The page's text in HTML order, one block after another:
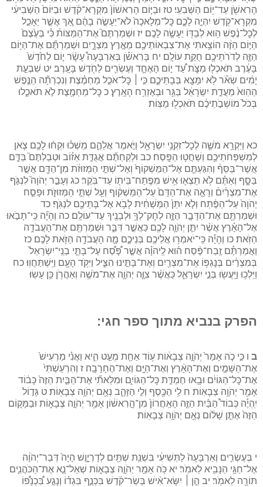
הָרִאשֹׁ֖ן עַד־י֥וֹם הַשְּׁבִעִֽי׃ טז וּבַיּ֤וֹם הָרִאשׁוֹן֙ מִקְרָא־קֹ֔דֶשׁ וּבַיּוֹם֙ הַשְּׁבִיעִ֔י
מִקְרָא־קֹ֖דֶשׁ יִהְיֶ֣ה לָכֶ֑ם כׇּל־מְלָאכָה֙ לֹא־יֵעָשֶׂ֣ה בָהֶ֔ם אַ֚ךְ אֲשֶׁ֣ר יֵאָכֵ֣ל
לְכׇל־נֶ֔פֶשׁ ה֥וּא לְבַדּ֖וֹ יֵעָשֶׂ֥ה לָכֶֽם׃ יז וּשְׁמַרְתֶּם֮ אֶת־הַמַּצּוֹת֒ כִּ֗י בְּעֶ֙צֶם֙
הַיּ֣וֹם הַזֶּ֔ה הוֹצֵ֥אתִי אֶת־צִבְאוֹתֵיכֶ֖ם מֵאֶ֣רֶץ מִצְרָ֑יִם וּשְׁמַרְתֶּ֞ם אֶת־הַיּ֥וֹם
הַזֶּ֛ה לְדֹרֹתֵיכֶ֖ם חֻקַּ֥ת עוֹלָֽם׃ יח בָּרִאשֹׁ֡ן בְּאַרְבָּעָה֩ עָשָׂ֨ר י֤וֹם לַחֹ֙דֶשׁ֙
בָּעֶ֔רֶב תֹּאכְל֖וּ מַצֹּ֑ת עַ֠ד י֣וֹם הָאֶחָ֧ד וְעֶשְׂרִ֛ים לַחֹ֖דֶשׁ בָּעָֽרֶב׃ יט שִׁבְעַ֣ת
יָמִ֔ים שְׂאֹ֕ר לֹ֥א יִמָּצֵ֖א בְּבָתֵּיכֶ֑ם כִּ֣י ׀ כׇּל־אֹכֵ֣ל מַחְמֶ֗צֶת וְנִכְרְתָ֞ה הַנֶּ֤פֶשׁ
הַהִוא֙ מֵעֲדַ֣ת יִשְׂרָאֵ֔ל בַּגֵּ֖ר וּבְאֶזְרַ֥ח הָאָֽרֶץ׃ כ כׇּל־מַחְמֶ֖צֶת לֹ֣א תֹאכֵ֑לוּ
בְּכֹל֙ מוֹשְׁבֹ֣תֵיכֶ֔ם תֹּאכְל֖וּ מַצּֽוֹת׃
כא וַיִּקְרָ֥א מֹשֶׁ֛ה לְכׇל־זִקְנֵ֥י יִשְׂרָאֵ֖ל וַיֹּ֣אמֶר אֲלֵהֶ֑ם מִֽשְׁכ֗וּ וּקְח֨וּ לָכֶ֥ם צֹ֛אן
לְמִשְׁפְּחֹתֵיכֶ֖ם וְשַׁחֲט֥וּ הַפָּֽסַח׃ כב וּלְקַחְתֶּ֞ם אֲגֻדַּ֣ת אֵז֗וֹב וּטְבַלְתֶּם֮ בַּדָּ֣ם
אֲשֶׁר־בַּסַּף֒ וְהִגַּעְתֶּ֤ם אֶל־הַמַּשְׁקוֹף֙ וְאֶל־שְׁתֵּ֣י הַמְּזוּזֹ֔ת מִן־הַדָּ֖ם אֲשֶׁ֣ר
בַּסָּ֑ף וְאַתֶּ֗ם לֹ֥א תֵצְא֛וּ אִ֥ישׁ מִפֶּֽתַח־בֵּית֖וֹ עַד־בֹּֽקֶר׃ כג וְעָבַ֣ר יְהֹוָה֮ לִנְגֹּ֣ף
אֶת־מִצְרַ֒יִם֒ וְרָאָ֤ה אֶת־הַדָּם֙ עַל־הַמַּשְׁק֔וֹף וְעַ֖ל שְׁתֵּ֣י הַמְּזוּזֹ֑ת וּפָסַ֤ח
יְהֹוָה֙ עַל־הַפֶּ֔תַח וְלֹ֤א יִתֵּן֙ הַמַּשְׁחִ֔ית לָבֹ֥א אֶל־בָּתֵּיכֶ֖ם לִנְגֹּֽף׃ כד
וּשְׁמַרְתֶּ֖ם אֶת־הַדָּבָ֣ר הַזֶּ֑ה לְחׇק־לְךָ֥ וּלְבָנֶ֖יךָ עַד־עוֹלָֽם׃ כה וְהָיָ֞ה כִּֽי־תָבֹ֣אוּ
אֶל־הָאָ֗רֶץ אֲשֶׁ֨ר יִתֵּ֧ן יְהֹוָ֛ה לָכֶ֖ם כַּאֲשֶׁ֣ר דִּבֵּ֑ר וּשְׁמַרְתֶּ֖ם אֶת־הָעֲבֹדָ֥ה
הַזֹּֽאת׃ כו וְהָיָ֕ה כִּֽי־יֹאמְר֥וּ אֲלֵיכֶ֖ם בְּנֵיכֶ֑ם מָ֛ה הָעֲבֹדָ֥ה הַזֹּ֖את לָכֶֽם׃ כז
וַאֲמַרְתֶּ֡ם זֶֽבַח־פֶּ֨סַח ה֜וּא לַֽיהֹוָ֗ה אֲשֶׁ֣ר פָּ֠סַ֠ח עַל־בָּתֵּ֤י בְנֵֽי־יִשְׂרָאֵל֙
בְּמִצְרַ֔יִם בְּנׇגְפּ֥וֹ אֶת־מִצְרַ֖יִם וְאֶת־בָּתֵּ֣ינוּ הִצִּ֑יל וַיִּקֹּ֥ד הָעָ֖ם וַיִּֽשְׁתַּחֲוֽוּ׃ כח
וַיֵּלְכ֥וּ וַיַּֽעֲשׂ֖וּ בְּנֵ֣י יִשְׂרָאֵ֑ל כַּאֲשֶׁ֨ר צִוָּ֧ה יְהֹוָ֛ה אֶת־מֹשֶׁ֥ה וְאַהֲרֹ֖ן כֵּ֥ן עָשֽׂוּ׃
הפרק בנביא מתוך ספר חגי:
ב ו כִּ֣י כֹ֤ה אָמַר֙ יְהֹוָ֣ה צְבָא֔וֹת ע֥וֹד אַחַ֖ת מְעַ֣ט הִ֑יא וַאֲנִ֗י מַרְעִישׁ֙
אֶת־הַשָּׁמַ֣יִם וְאֶת־הָאָ֔רֶץ וְאֶת־הַיָּ֖ם וְאֶת־הֶחָרָבָֽה׃ ז וְהִרְעַשְׁתִּי֙
אֶת־כׇּל־הַגּוֹיִ֔ם וּבָ֖אוּ חֶמְדַּ֣ת כׇּל־הַגּוֹיִ֑ם וּמִלֵּאתִ֞י אֶת־הַבַּ֤יִת הַזֶּה֙ כָּב֔וֹד
אָמַ֖ר יְהֹוָ֥ה צְבָאֽוֹת׃ ח לִ֥י הַכֶּ֖סֶף וְלִ֣י הַזָּהָ֑ב נְאֻ֖ם יְהֹוָ֥ה צְבָאֽוֹת׃ ט גָּד֣וֹל
יִֽהְיֶ֡ה כְּבוֹד֩ הַבַּ֨יִת הַזֶּ֤ה הָאַֽחֲרוֹן֙ מִן־הָ֣רִאשׁ֔וֹן אָמַ֖ר יְהֹוָ֣ה צְבָא֑וֹת וּבַמָּק֤וֹם
הַזֶּה֙ אֶתֵּ֣ן שָׁל֔וֹם נְאֻ֖ם יְהֹוָ֥ה צְבָאֽוֹת׃
י בְּעֶשְׂרִ֤ים וְאַרְבָּעָה֙ לַתְּשִׁיעִ֔י בִּשְׁנַ֥ת שְׁתַּ֖יִם לְדָרְיָ֑וֶשׁ הָיָה֙ דְּבַר־יְהֹוָ֔ה
אֶל־חַגַּ֥י הַנָּבִ֖יא לֵאמֹֽר׃ יא כֹּ֥ה אָמַ֖ר יְהֹוָ֣ה צְבָא֑וֹת שְׁאַל־נָ֧א אֶת־הַכֹּהֲנִ֛ים
תּוֹרָ֖ה לֵאמֹֽר׃ יב הֵ֣ן ׀ יִשָּׂא־אִ֨ישׁ בְּשַׂר־קֹ֜דֶשׁ בִּכְנַ֣ף בִּגְד֗וֹ וְנָגַ֣ע בִּ֠כְנָפ֠וֹ